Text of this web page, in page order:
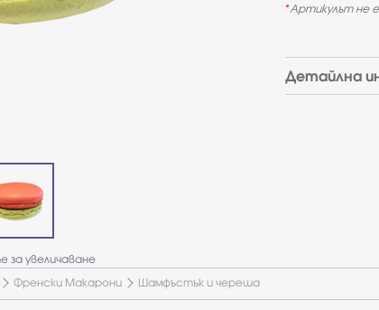
за увеличаване
Артикулът не
Детайлна
Френски Макарони Шамфъстък и череша